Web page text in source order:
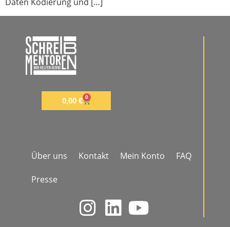
0,00 € 0
Über uns Kontakt Mein Konto FAQ
Presse